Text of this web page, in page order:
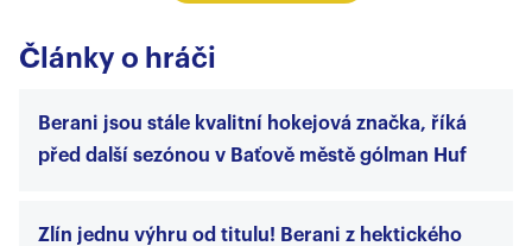
Články o hráči
Berani jsou stále kvalitní hokejová značka, říká
před další sezónou v Baťově městě gólman Huf
Zlín jednu výhru od titulu! Berani z hektického